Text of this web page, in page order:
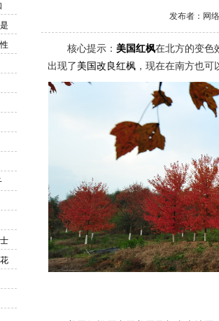
发布者：网
核心提示： 美国红枫在北方的变色
出现了 美国改良红枫，现在在南方也可